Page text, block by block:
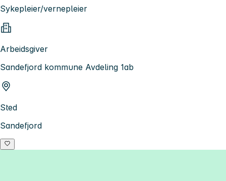
Sykepleier/vernepleier
Arbeidsgiver
Sandefjord kommune Avdeling 1ab
Sted
Sandefjord